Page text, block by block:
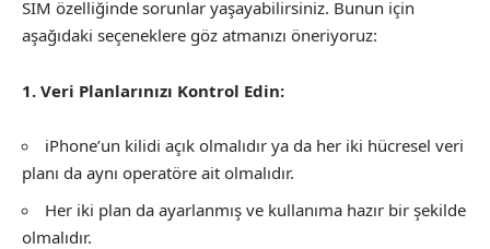
SIM özelliğinde sorunlar yaşayabilirsiniz. Bunun için
aşağıdaki seçeneklere göz atmanızı öneriyoruz:
1. Veri Planlarınızı Kontrol Edin:
iPhone’un kilidi açık olmalıdır ya da her iki hücresel veri
planı da aynı operatöre ait olmalıdır.
Her iki plan da ayarlanmış ve kullanıma hazır bir şekilde
olmalıdır.